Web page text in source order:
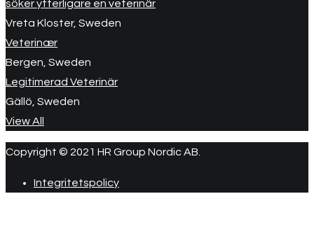
söker ytterligare en veterinär
Vreta Kloster, Sweden
Veterinær
Bergen, Sweden
Legitimerad Veterinär
Gällö, Sweden
View All
Copyright © 2021 HR Group Nordic AB.
Integritetspolicy